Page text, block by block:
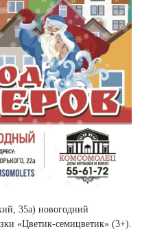
35а) новогодний
«Цветик-семицветик» (3+).